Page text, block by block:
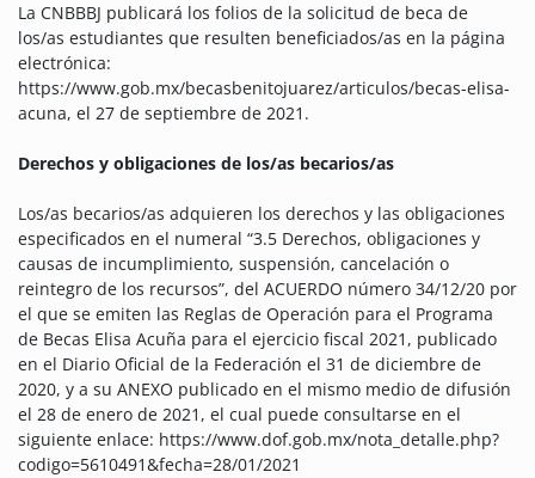
La CNBBBJ publicará los folios de la solicitud de beca de
los/as estudiantes que resulten beneficiados/as en la página
electrónica:
https://www.gob.mx/becasbenitojuarez/articulos/becas-elisa-
acuna, el 27 de septiembre de 2021.
Derechos y obligaciones de los/as becarios/as
Los/as becarios/as adquieren los derechos y las obligaciones
especificados en el numeral “3.5 Derechos, obligaciones y
causas de incumplimiento, suspensión, cancelación o
reintegro de los recursos”, del ACUERDO número 34/12/20 por
el que se emiten las Reglas de Operación para el Programa
de Becas Elisa Acuña para el ejercicio fiscal 2021, publicado
en el Diario Oficial de la Federación el 31 de diciembre de
2020, y a su ANEXO publicado en el mismo medio de difusión
el 28 de enero de 2021, el cual puede consultarse en el
siguiente enlace: https://www.dof.gob.mx/nota_detalle.php?
codigo=5610491&fecha=28/01/2021